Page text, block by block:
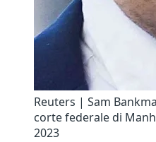
Reuters | Sam
corte federale di
2023